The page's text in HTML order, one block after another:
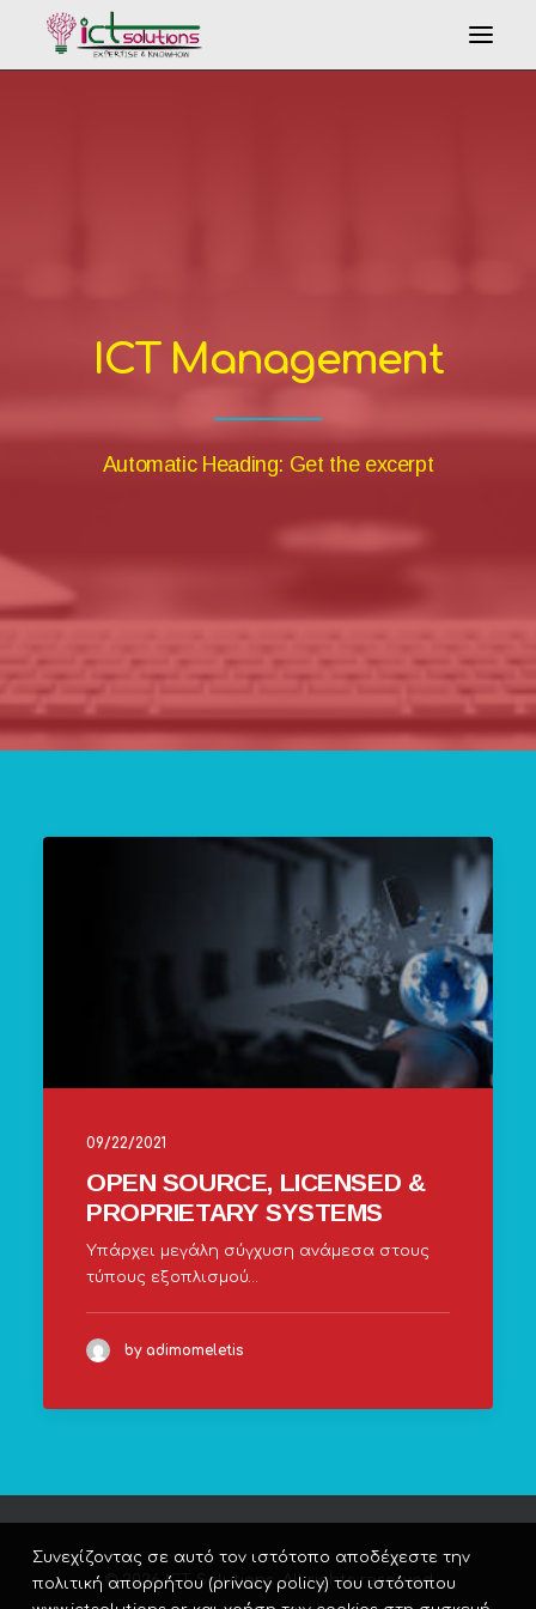
ICT Management
Automatic Heading: Get the excerpt
09/22/2021
OPEN SOURCE, LICENSED &
PROPRIETARY SYSTEMS
Υπάρχει μεγάλη σύγχυση ανάμεσα στους
τύπους εξοπλισμού…
by adimomeletis
© 2026 ICT Solutions. All rights reserved
Συνεχίζοντας σε αυτό τον ιστότοπο αποδέχεστε την
πολιτική απορρήτου (privacy policy) του ιστότοπου